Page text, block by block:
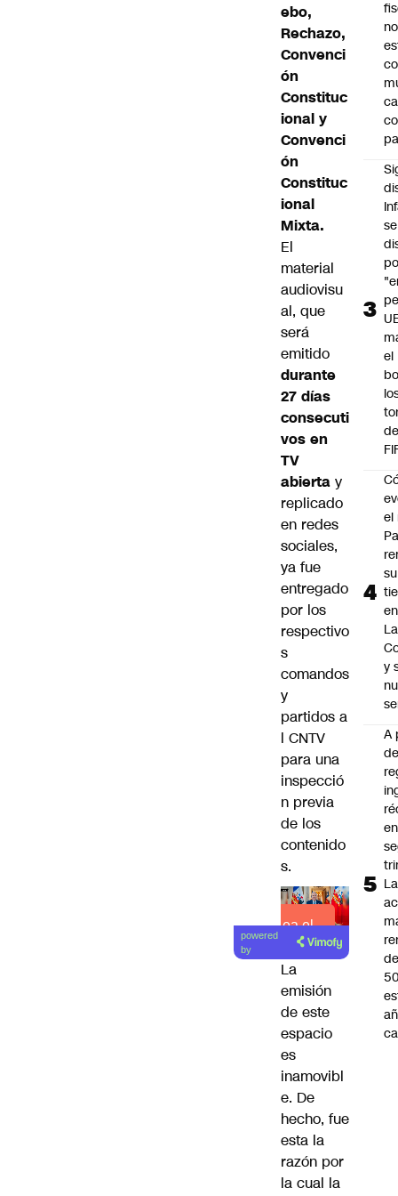
ebo,
Rechazo,
Convenci
ón
Constituc
ional y
Convenci
ón
Constituc
ional
Mixta.
El
material
audiovisu
al, que
será
emitido
durante
27 días
consecuti
vos en
TV
abierta y
replicado
en redes
sociales,
ya fue
entregado
por los
respectivo
s
comandos
y
partidos a
l CNTV
para una
inspecció
n previa
de los
contenido
s.
Lea el
artículo
powered
by
La
emisión
de este
espacio
es
inamovibl
e. De
hecho, fue
esta la
razón por
la cual la
se
el
el
su
y
A
de
La